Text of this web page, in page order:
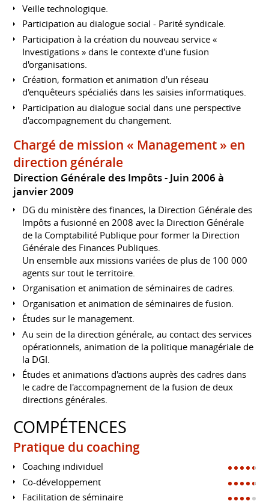
Veille technologique.
Participation au dialogue social - Parité syndicale.
Participation à la création du nouveau service «
Investigations » dans le contexte d'une fusion
d'organisations.
Création, formation et animation d'un réseau
d'enquêteurs spécialiés dans les saisies informatiques.
Participation au dialogue social dans une perspective
d'accompagnement du changement.
Chargé de mission « Management » en
direction générale
Direction Générale des Impôts
Juin 2006 à
janvier 2009
DG du ministère des finances, la Direction Générale des
Impôts a fusionné en 2008 avec la Direction Générale
de la Comptabilité Publique pour former la Direction
Générale des Finances Publiques.
Un ensemble aux missions variées de plus de 100 000
agents sur tout le territoire.
Organisation et animation de séminaires de cadres.
Organisation et animation de séminaires de fusion.
Études sur le management.
Au sein de la direction générale, au contact des services
opérationnels, animation de la politique managériale de
la DGI.
Études et animations d'actions auprès des cadres dans
le cadre de l'accompagnement de la fusion de deux
directions générales.
COMPÉTENCES
Pratique du coaching
Coaching individuel
Co-développement
Facilitation de séminaire